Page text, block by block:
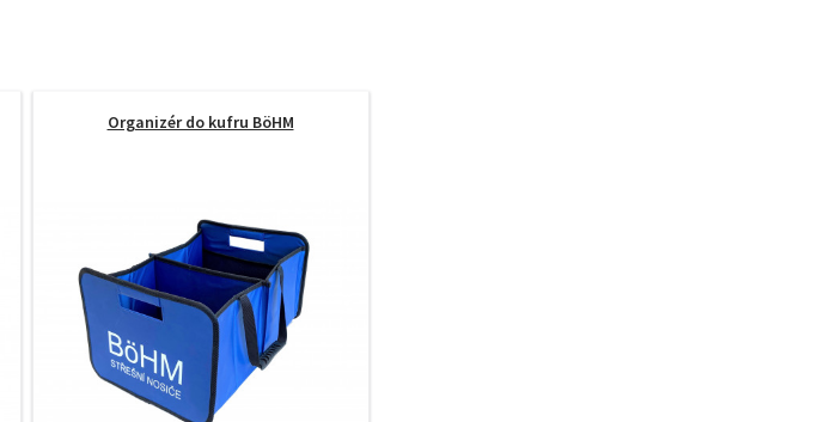
Organizér do kufru BöHM